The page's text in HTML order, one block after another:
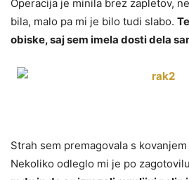
Operacija je minila brez zapletov,
bila, malo pa mi je bilo tudi slabo.
obiske, saj sem imela dosti dela
Strah sem premagovala s
Nekoliko odleglo mi je po